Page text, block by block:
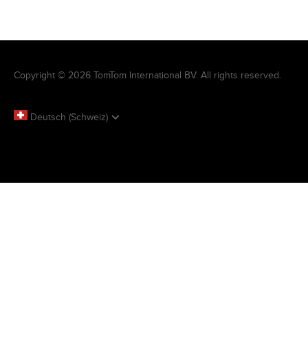
Copyright © 2026 TomTom International BV. All rights reserved.
Deutsch (Schweiz)